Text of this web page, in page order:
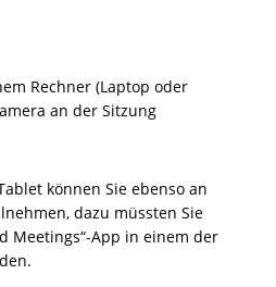
Rechner (Laptop oder
an der Sitzung
können Sie ebenso an
dazu müssten Sie
Meetings“-App in einem der